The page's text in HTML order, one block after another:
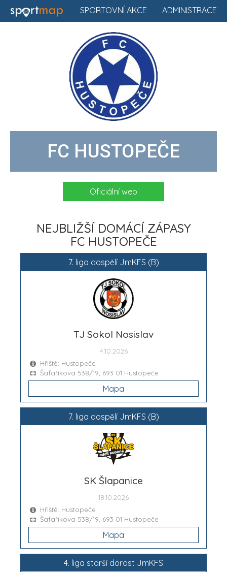
ADMINISTRACE
SPORTOVNÍ AKCE
FC HUSTOPEČE
Oficiální web
NEJBLIŽŠÍ DOMÁCÍ ZÁPASY
FC HUSTOPEČE
7. liga dospělí JmKFS (B)
TJ Sokol Nosislav
4.10.2026
Hřiště: Hustopeče
Šafaříkova 538/19, 693 01 Hustopeče
Mapa
7. liga dospělí JmKFS (B)
SK Šlapanice
18.10.2026
Hřiště: Hustopeče
Šafaříkova 538/19, 693 01 Hustopeče
Mapa
4. liga starší dorost JmKFS